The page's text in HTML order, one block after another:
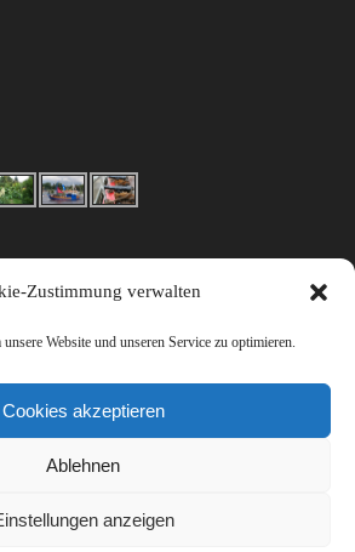
Zustimmung verwalten
Website und unseren Service zu optimieren.
Cookies akzeptieren
Ablehnen
anzeigen
| Präsentiert vonMantra&